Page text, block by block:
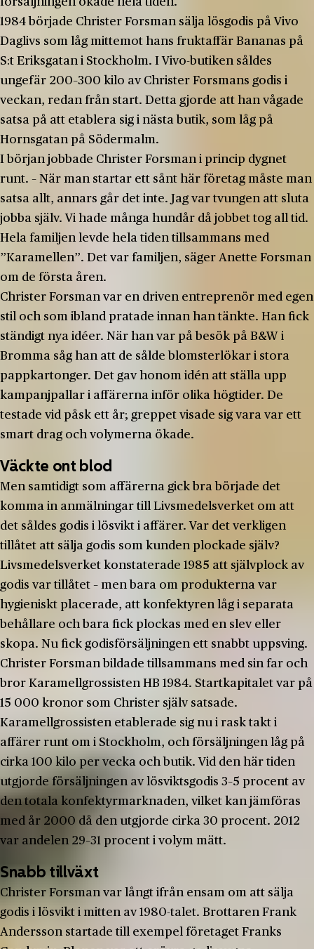
1984 började Christer Forsman sälja lösgodis på Vivo
Daglivs som låg mittemot hans fruktaffär Bananas på
S:t Eriksgatan i Stockholm. I Vivo-butiken såldes
ungefär 200–300 kilo av Christer Forsmans godis i
veckan, redan från start. Detta gjorde att han vågade
satsa på att etablera sig i nästa butik, som låg på
Hornsgatan på Södermalm.
I början jobbade Christer Forsman i princip dygnet
runt. – När man startar ett sånt här företag måste man
satsa allt, annars går det inte. Jag var tvungen att sluta
jobba själv. Vi hade många hundår då jobbet tog all tid.
Hela familjen levde hela tiden tillsammans med
”Karamellen”. Det var familjen, säger Anette Forsman
om de första åren.
Christer Forsman var en driven entreprenör med egen
stil och som ibland pratade innan han tänkte. Han fick
ständigt nya idéer. När han var på besök på B&W i
Bromma såg han att de sålde blomsterlökar i stora
pappkartonger. Det gav honom idén att ställa upp
kampanjpallar i affärerna inför olika högtider. De
testade vid påsk ett år; greppet visade sig vara var ett
smart drag och volymerna ökade.
Väckte ont blod
Men samtidigt som affärerna gick bra började det
komma in anmälningar till Livsmedelsverket om att
det såldes godis i lösvikt i affärer. Var det verkligen
tillåtet att sälja godis som kunden plockade själv?
Livsmedelsverket konstaterade 1985 att självplock av
godis var tillåtet – men bara om produkterna var
hygieniskt placerade, att konfektyren låg i separata
behållare och bara fick plockas med en slev eller
skopa. Nu fick godisförsäljningen ett snabbt uppsving.
Christer Forsman bildade tillsammans med sin far och
bror Karamellgrossisten HB 1984. Startkapitalet var på
15 000 kronor som Christer själv satsade.
Karamellgrossisten etablerade sig nu i rask takt i
affärer runt om i Stockholm, och försäljningen låg på
cirka 100 kilo per vecka och butik. Vid den här tiden
utgjorde försäljningen av lösviktsgodis 3–5 procent av
den totala konfektyrmarknaden, vilket kan jämföras
med år 2000 då den utgjorde cirka 30 procent. 2012
var andelen 29–31 procent i volym mätt.
Snabb tillväxt
Christer Forsman var långt ifrån ensam om att sälja
godis i lösvikt i mitten av 1980-talet. Brottaren Frank
Andersson startade till exempel företaget Franks